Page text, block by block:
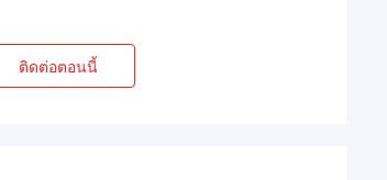
ติดต่อตอนนี้